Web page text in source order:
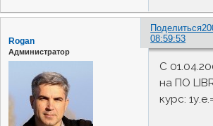
Поделиться
08:59:53
Rogan
Администратор
С
на ПО
курс: